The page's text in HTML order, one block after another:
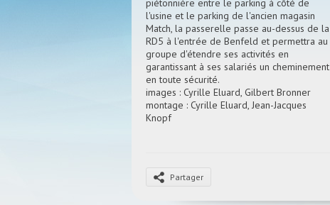
piétonnière entre le parking à côté de
l'usine et le parking de l'ancien magasin
Match, la passerelle passe au-dessus de la
RD5 à l'entrée de Benfeld et permettra au
groupe d'étendre ses activités en
garantissant à ses salariés un cheminement
en toute sécurité.
images : Cyrille Eluard, Gilbert Bronner
montage : Cyrille Eluard, Jean-Jacques
Knopf
Partager